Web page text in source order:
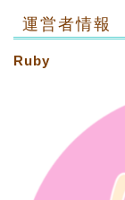
運営者情報
Ruby